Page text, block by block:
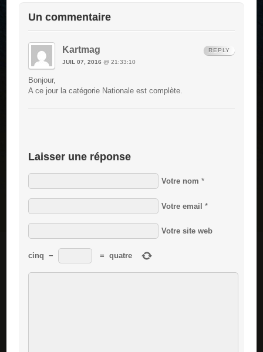
Un commentaire
Kartmag
JUIL 07, 2016 @ 21:33:10
Bonjour,
A ce jour la catégorie Nationale est complète.
REPLY
Laisser une réponse
Votre nom *
Votre email *
Votre site web
cinq − = quatre